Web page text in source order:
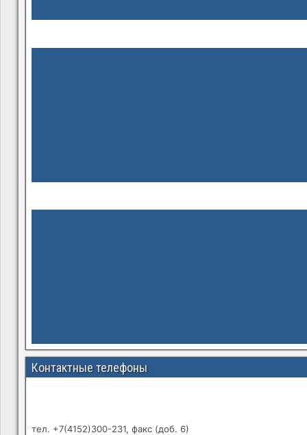
Контактные телефоны
тел. +7(4152)300-231, факс (доб. 6)